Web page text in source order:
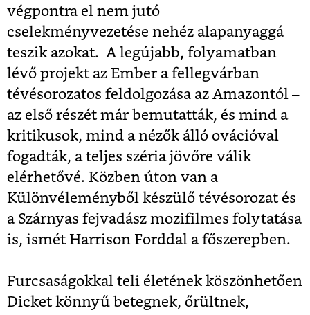
végpontra el nem jutó
cselekményvezetése nehéz alapanyaggá
teszik azokat. A legújabb, folyamatban
lévő projekt az Ember a fellegvárban
tévésorozatos feldolgozása az Amazontól –
az első részét már bemutatták, és mind a
kritikusok, mind a nézők álló ovációval
fogadták, a teljes széria jövőre válik
elérhetővé. Közben úton van a
Különvéleményből készülő tévésorozat és
a Szárnyas fejvadász mozifilmes folytatása
is, ismét Harrison Forddal a főszerepben.
Furcsaságokkal teli életének köszönhetően
Dicket könnyű betegnek, őrültnek,